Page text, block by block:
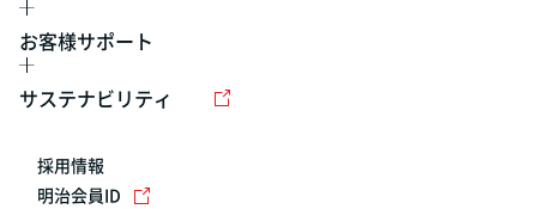
お客様サポート
サステナビリティ
採用情報
明治会員ID